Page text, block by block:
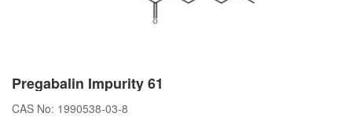
Pregabalin Impurity 61
CAS No: 1990538-03-8